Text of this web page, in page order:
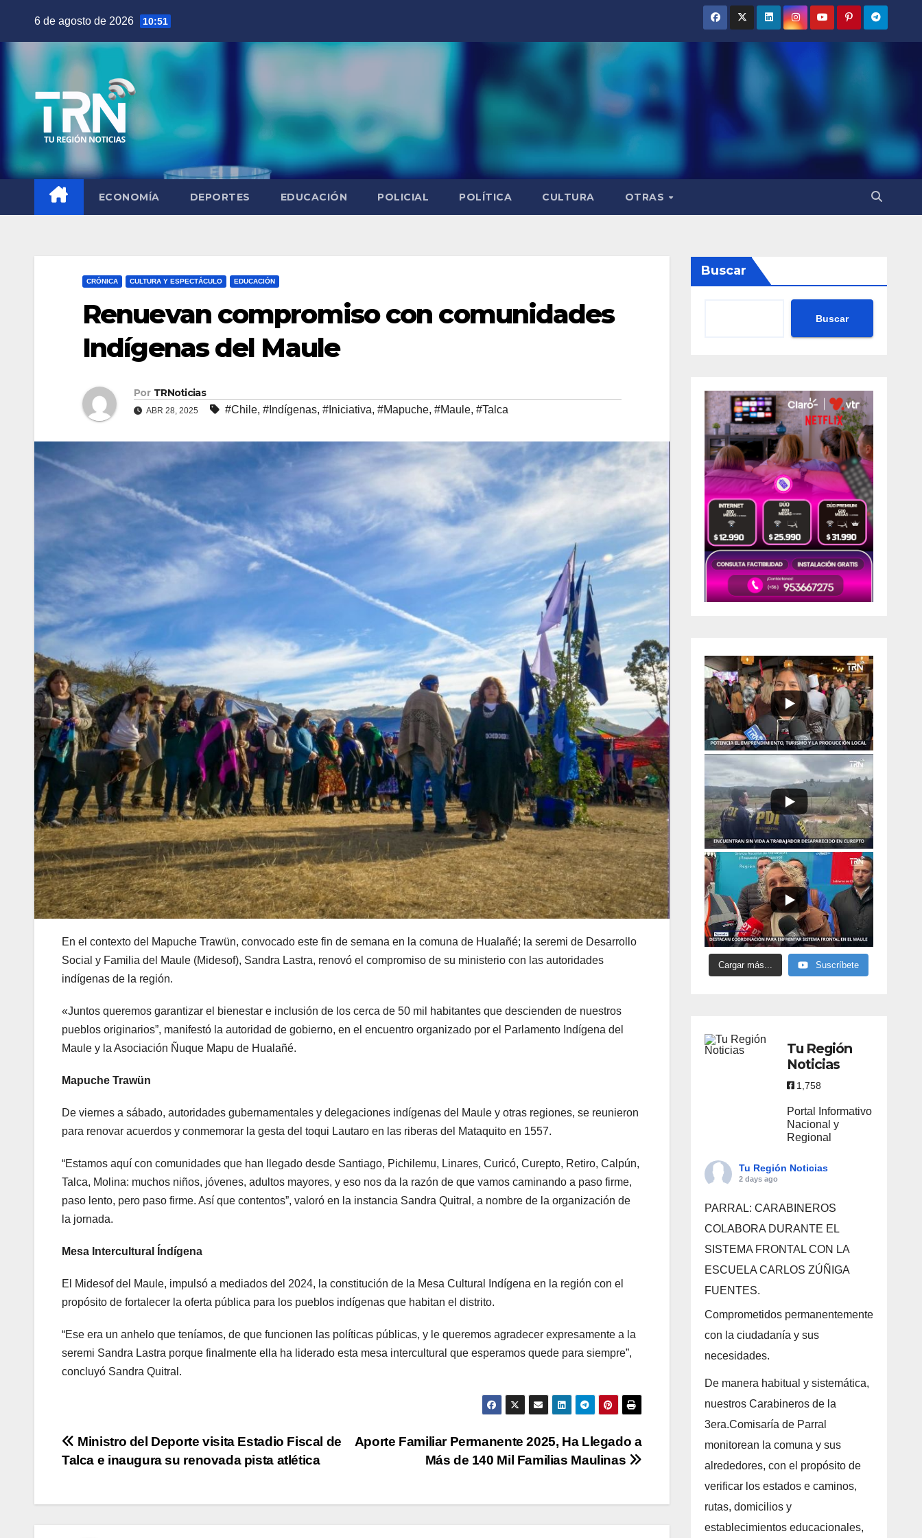
6 de agosto de 2026 10:51
ECONOMÍA DEPORTES EDUCACIÓN POLICIAL POLÍTICA CULTURA OTRAS
CRÓNICA CULTURA Y ESPECTÁCULO EDUCACIÓN
Renuevan compromiso con comunidades
Indígenas del Maule
Por TRNoticias
ABR 28, 2025 #Chile, #Indígenas, #Iniciativa, #Mapuche, #Maule, #Talca
En el contexto del Mapuche Trawün, convocado este fin de semana en la comuna de Hualañé; la seremi de Desarrollo
Social y Familia del Maule (Midesof), Sandra Lastra, renovó el compromiso de su ministerio con las autoridades
indígenas de la región.
«Juntos queremos garantizar el bienestar e inclusión de los cerca de 50 mil habitantes que descienden de nuestros
pueblos originarios”, manifestó la autoridad de gobierno, en el encuentro organizado por el Parlamento Indígena del
Maule y la Asociación Ñuque Mapu de Hualañé.
Mapuche Trawün
De viernes a sábado, autoridades gubernamentales y delegaciones indígenas del Maule y otras regiones, se reunieron
para renovar acuerdos y conmemorar la gesta del toqui Lautaro en las riberas del Mataquito en 1557.
“Estamos aquí con comunidades que han llegado desde Santiago, Pichilemu, Linares, Curicó, Curepto, Retiro, Calpún,
Talca, Molina: muchos niños, jóvenes, adultos mayores, y eso nos da la razón de que vamos caminando a paso firme,
paso lento, pero paso firme. Así que contentos”, valoró en la instancia Sandra Quitral, a nombre de la organización de
la jornada.
Mesa Intercultural Índígena
El Midesof del Maule, impulsó a mediados del 2024, la constitución de la Mesa Cultural Indígena en la región con el
propósito de fortalecer la oferta pública para los pueblos indígenas que habitan el distrito.
“Ese era un anhelo que teníamos, de que funcionen las políticas públicas, y le queremos agradecer expresamente a la
seremi Sandra Lastra porque finalmente ella ha liderado esta mesa intercultural que esperamos quede para siempre”,
concluyó Sandra Quitral.
Navegación
entradas
Aporte Familiar Permanente 2025, Ha Llegado a
Más de 140 Mil Familias Maulinas
Ministro del Deporte visita Estadio Fiscal de
Talca e inaugura su renovada pista atlética
Buscar
Buscar
Cargar más... Suscríbete
Tu Región
Noticias
1,758
Portal Informativo
Nacional y
Regional
Tu Región Noticias
2 days ago
PARRAL: CARABINEROS
COLABORA DURANTE EL
SISTEMA FRONTAL CON LA
ESCUELA CARLOS ZÚÑIGA
FUENTES.
Comprometidos permanentemente
con la ciudadanía y sus
necesidades.
De manera habitual y sistemática,
nuestros Carabineros de la
3era.Comisaría de Parral
monitorean la comuna y sus
alrededores, con el propósito de
verificar los estados e caminos,
rutas, domicilios y
establecimientos educacionales,